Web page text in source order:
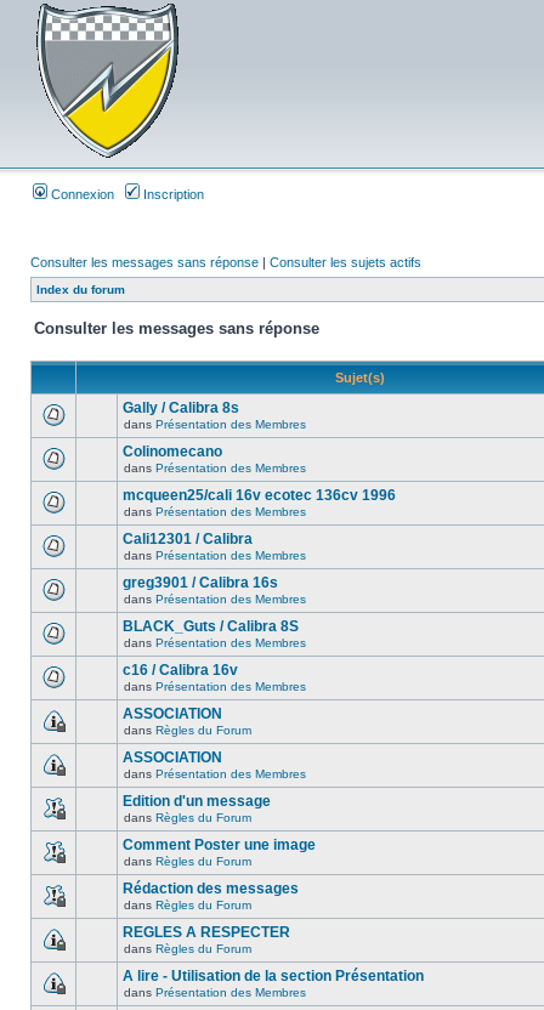
Connexion Inscription
Consulter les messages sans réponse | Consulter les sujets actifs
Index du forum
Consulter les messages sans réponse
Sujet(s)
Gally / Calibra 8s
dans Présentation des Membres
Colinomecano
dans Présentation des Membres
mcqueen25/cali 16v ecotec 136cv 1996
dans Présentation des Membres
Cali12301 / Calibra
dans Présentation des Membres
greg3901 / Calibra 16s
dans Présentation des Membres
BLACK_Guts / Calibra 8S
dans Présentation des Membres
c16 / Calibra 16v
dans Présentation des Membres
ASSOCIATION
dans Règles du Forum
ASSOCIATION
dans Présentation des Membres
Edition d'un message
dans Règles du Forum
Comment Poster une image
dans Règles du Forum
Rédaction des messages
dans Règles du Forum
REGLES A RESPECTER
dans Règles du Forum
A lire - Utilisation de la section Présentation
dans Présentation des Membres